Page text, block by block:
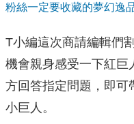
粉絲一定要收藏的夢幻逸品
T小編這次商請編輯們
機會親身感受一下紅巨
方回答指定問題，即可
小巨人。